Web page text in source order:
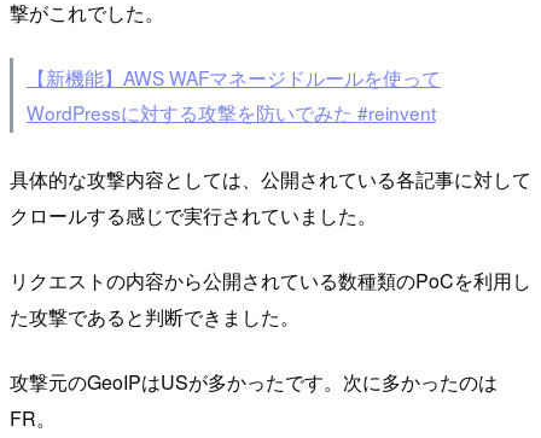
撃がこれでした。
【新機能】AWS WAFマネージドルールを使って
WordPressに対する攻撃を防いでみた #reinvent
具体的な攻撃内容としては、公開されている各記事に対して
クロールする感じで実行されていました。
リクエストの内容から公開されている数種類のPoCを利用し
た攻撃であると判断できました。
攻撃元のGeoIPはUSが多かったです。次に多かったのは
FR。